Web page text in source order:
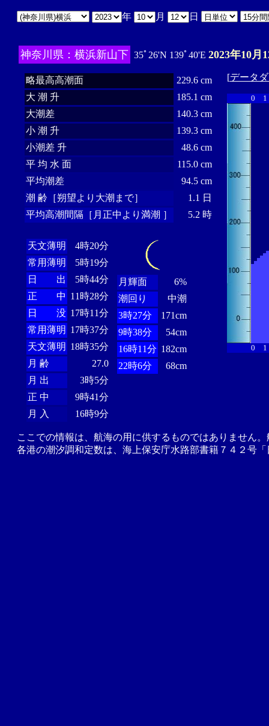
年 月 日
神奈川県：横浜新山下 35ﾟ26'N 139ﾟ40'E 2023年10月
略最高高潮面
229.6 cm
大 潮 升
185.1 cm
大潮差
140.3 cm
小 潮 升
139.3 cm
小潮差 升
48.6 cm
平 均 水 面
115.0 cm
平均潮差
94.5 cm
潮 齢［朔望より大潮まで］
1.1 日
平均高潮間隔［月正中より満潮 ］
5.2 時
天文薄明
4時20分
常用薄明
5時19分
日 出
5時44分
正 中 11時28分
日 没 17時11分
常用薄明 17時37分
天文薄明 18時35分
月 齢
27.0
月 出
3時5分
正 中
9時41分
月 入
16時9分
月輝面
6%
潮回り
中潮
3時27分
171cm
9時38分
54cm
16時11分 182cm
22時6分
68cm
[データ
0 1
0 1
ここでの情報は、航海の用に供するものではありません
各港の潮汐調和定数は、海上保安庁水路部書籍７４２号